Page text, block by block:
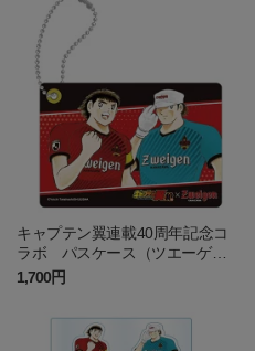
キャプテン翼連載40周年記念コ
ラボ パスケース（ツエーゲン
金沢）
1,700円